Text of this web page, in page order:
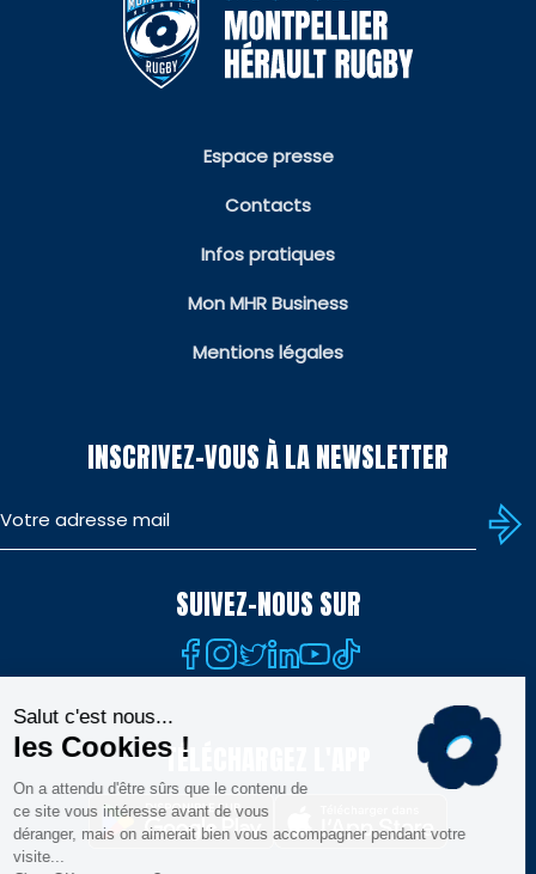
Espace presse
Contacts
Infos pratiques
Mon MHR Business
Mentions légales
INSCRIVEZ-VOUS À LA NEWSLETTER
SUIVEZ-NOUS SUR
TÉLÉCHARGEZ L'APP